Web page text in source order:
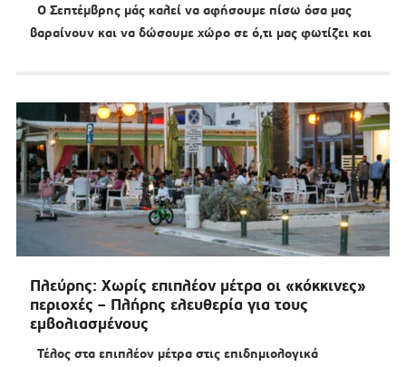
Ο Σεπτέμβρης μάς καλεί να αφήσουμε πίσω όσα μας
βαραίνουν και να δώσουμε χώρο σε ό,τι μας φωτίζει και
Πλεύρης: Χωρίς επιπλέον μέτρα οι «κόκκινες»
περιοχές – Πλήρης ελευθερία για τους
εμβολιασμένους
Τέλος στα επιπλέον μέτρα στις επιδημιολογικά